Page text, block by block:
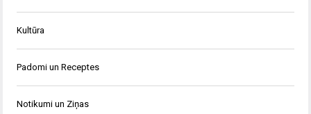
Kultūra
Padomi un Receptes
Notikumi un Ziņas